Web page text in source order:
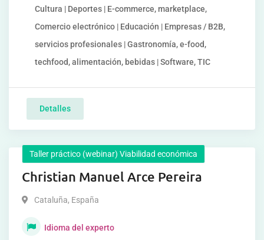
Cultura | Deportes | E-commerce, marketplace,
Comercio electrónico | Educación | Empresas / B2B,
servicios profesionales | Gastronomía, e-food,
techfood, alimentación, bebidas | Software, TIC
Detalles
Taller práctico (webinar) Viabilidad económica
Christian Manuel Arce Pereira
Cataluña, España
Idioma del experto